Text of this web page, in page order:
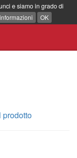
e siamo in grado di
OK
prodotto